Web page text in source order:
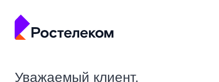
Уважаемый клиент,